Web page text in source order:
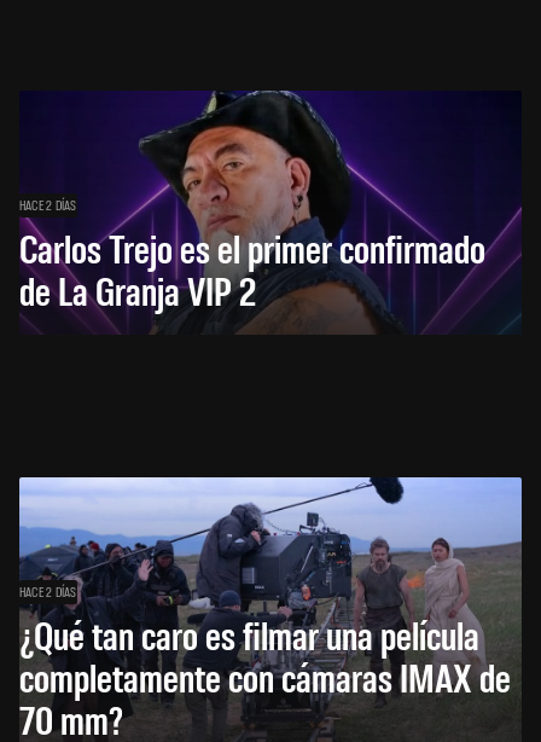
HACE 2 DÍAS
Carlos Trejo es el primer confirmado
de La Granja VIP 2
HACE 2 DÍAS
¿Qué tan caro es filmar una película
completamente con cámaras IMAX de
70 mm?